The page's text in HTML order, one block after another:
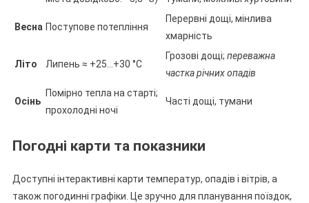
Весна Поступове потепління
Перервні дощі, мінлива
хмарність
Літо Липень ≈ +25…+30 °C
Грозові дощі; переважна
частка річних опадів
Осінь
Помірно тепла на старті;
прохолодні ночі
Часті дощі, тумани
Погодні карти та показники
Доступні інтерактивні карти температур, опадів і вітрів, а
також погодинні графіки. Це зручно для планування поїздок,